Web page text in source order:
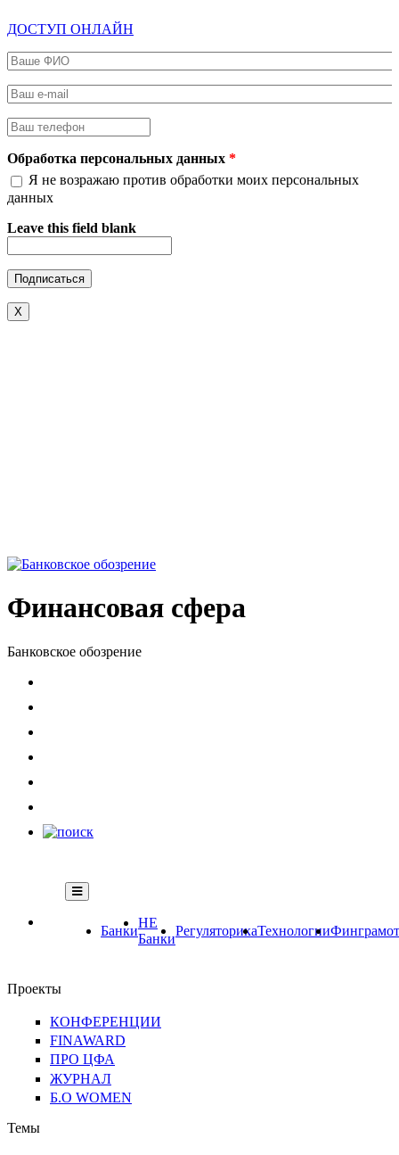
ДОСТУП ОНЛАЙН
Ваше ФИО
Ваш e-mail
Ваш телефон
Обработка персональных данных *
Я не возражаю против обработки моих персональных
данных
Leave this field blank
X
Финансовая сфера
Банковское обозрение
Банки
НЕ
Банки
РегуляторикаТехнологии
Проекты
КОНФЕРЕНЦИИ
FINAWARD
ПРО ЦФА
ЖУРНАЛ
Б.О WOMEN
Темы